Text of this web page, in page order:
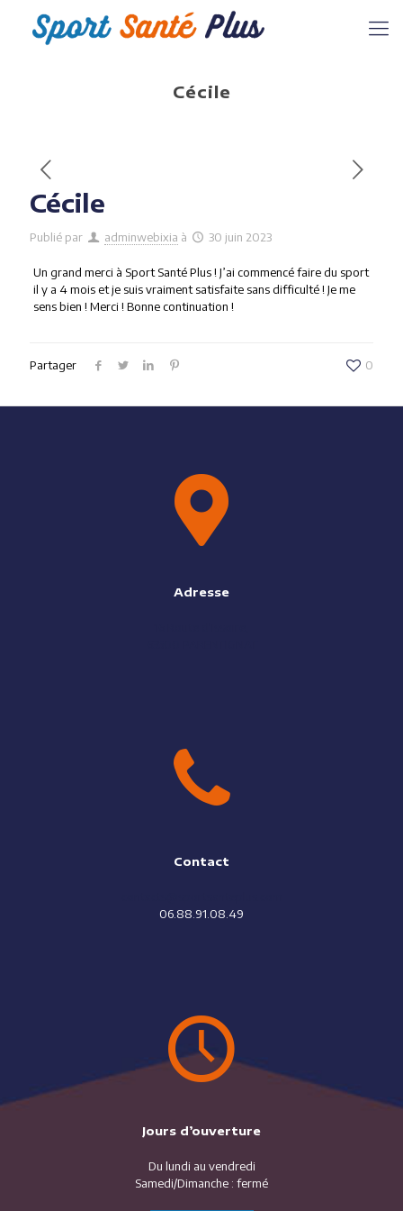
Cécile
Cécile
Publié par adminwebixia à 30 juin 2023
Un grand merci à Sport Santé Plus ! J’ai commencé faire du sport
il y a 4 mois et je suis vraiment satisfaite sans difficulté ! Je me
sens bien ! Merci ! Bonne continuation !
Partager 0
Adresse
Contact
06.88.91.08.49
Jours d’ouverture
Du lundi au vendredi
Samedi/Dimanche : fermé